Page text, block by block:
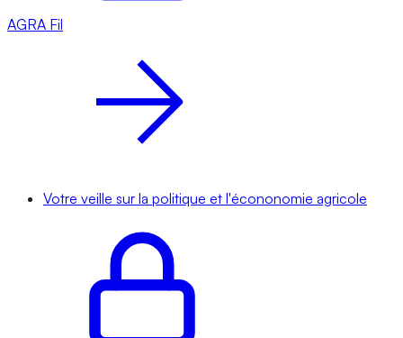
AGRA Fil
Votre veille sur la politique et l'écononomie agricole